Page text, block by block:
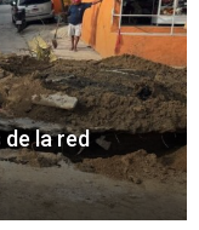
la red